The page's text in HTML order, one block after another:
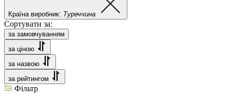
Країна виробник: Туреччина
Сортувати за:
за замовчуванням
за ціною
за назвою
за рейтингом
Фільтр